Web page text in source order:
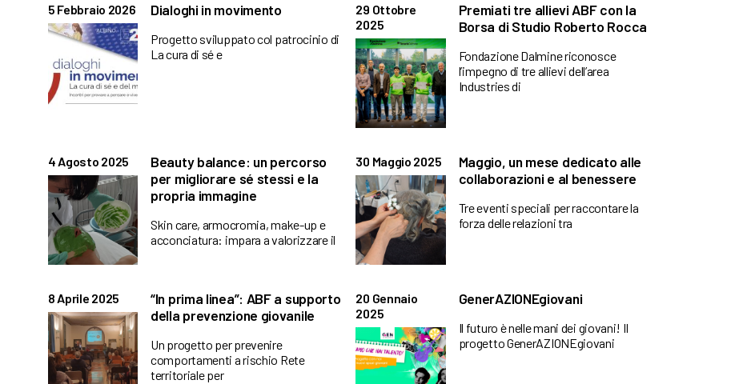
5 Febbraio 2026 Dialoghi in movimento
Progetto sviluppato col patrocinio di
La cura di sé e
29 Ottobre
2025
Premiati tre allievi ABF con la
Borsa di Studio Roberto Rocca
Fondazione Dalmine riconosce
l’impegno di tre allievi dell’area
Industries di
4 Agosto 2025
Beauty balance: un percorso
per migliorare sé stessi e la
propria immagine
Skin care, armocromia, make-up e
acconciatura: impara a valorizzare il
30 Maggio 2025
Maggio, un mese dedicato alle
collaborazioni e al benessere
Tre eventi speciali per raccontare la
forza delle relazioni tra
8 Aprile 2025
“In prima linea”: ABF a supporto
della prevenzione giovanile
Un progetto per prevenire
comportamenti a rischio Rete
territoriale per
20 Gennaio
2025
GenerAZIONEgiovani
Il futuro è nelle mani dei giovani! Il
progetto GenerAZIONEgiovani